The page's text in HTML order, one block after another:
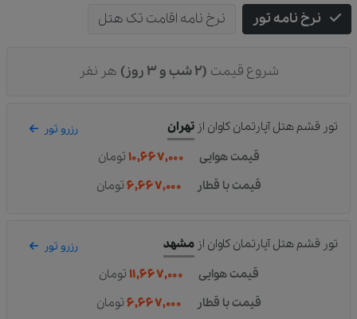
نرخ نامه تور نرخ نامه اقامت تک هتل
شروع قیمت (2 شب و 3 روز) هر نفر
تور قشم هتل آپارتمان کاوان از تهران رزرو تور
قیمت هوایی ۱۰,۶۶۷,۰۰۰ تومان
قیمت با قطار
۶,۶۶۷,۰۰۰ تومان
تور قشم هتل آپارتمان کاوان از مشهد رزرو تور
قیمت هوایی ۱۱,۶۶۷,۰۰۰ تومان
قیمت با قطار
۶,۶۶۷,۰۰۰ تومان